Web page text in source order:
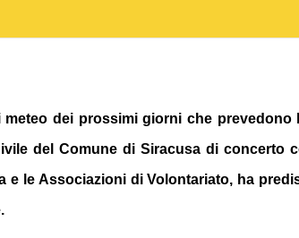
dei prossimi giorni che prevedono
del Comune di Siracusa di concerto
e le Associazioni di Volontariato, ha